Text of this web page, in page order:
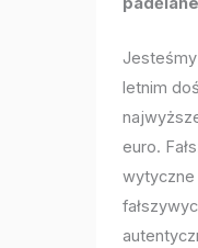
letnim
euro.